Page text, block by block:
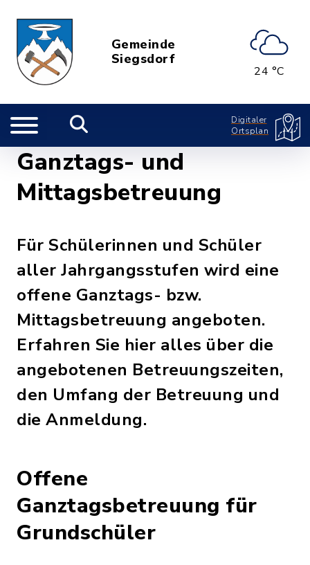
Gemeinde
Siegsdorf
24 °C
Digitaler
Ortsplan
Ganztags- und
Mittagsbetreuung
Für Schülerinnen und Schüler
aller Jahrgangsstufen wird eine
offene Ganztags- bzw.
Mittagsbetreuung angeboten.
Erfahren Sie hier alles über die
angebotenen Betreuungszeiten,
den Umfang der Betreuung und
die Anmeldung.
Offene
Ganztagsbetreuung für
Grundschüler